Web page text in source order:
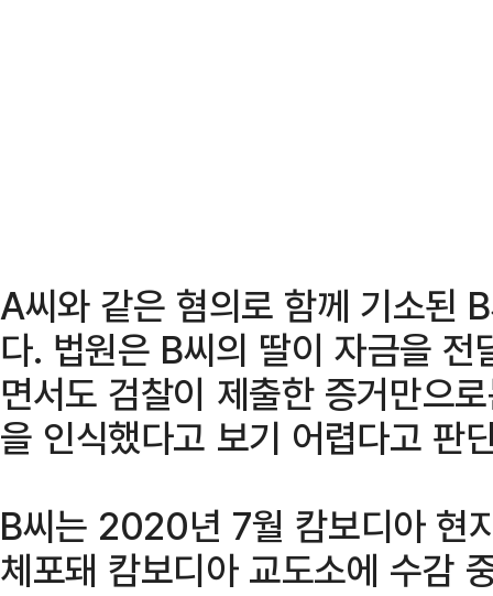
A씨와 같은 혐의로 함께 기소된
다. 법원은 B씨의 딸이 자금을
면서도 검찰이 제출한 증거만으
을 인식했다고 보기 어렵다고 판
B씨는 2020년 7월 캄보디아 현
체포돼 캄보디아 교도소에 수감